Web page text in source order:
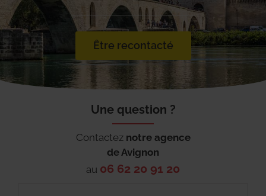
Être recontacté
Une question ?
Contactez notre agence
deAvignon
au 06 62 20 91 20